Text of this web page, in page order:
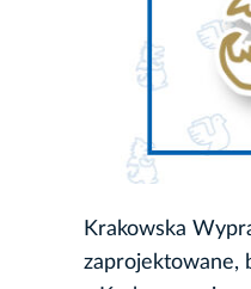
Krakowska
zaprojektowane,